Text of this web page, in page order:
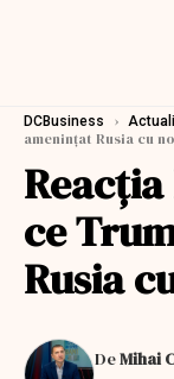
DCBusiness ›
ameninţat Rusia cu
ce
Rusia
DeMihai